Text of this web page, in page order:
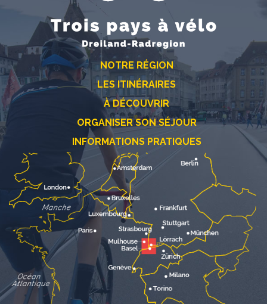
NOTRE RÉGION
LES ITINÉRAIRES
À DÉCOUVRIR
ORGANISER SON SÉJOUR
INFORMATIONS PRATIQUES